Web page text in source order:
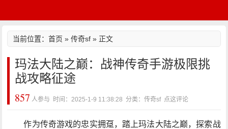
当前位置：首页 »传奇sf » 正文
玛法大陆之巅：战神传奇手游极限挑
战攻略征途
857 人参与 时间：2025-1-9 11:38:28 分类：传奇sf 点这评论
作为传奇游戏的忠实拥趸，踏上玛法大陆之巅，探索战